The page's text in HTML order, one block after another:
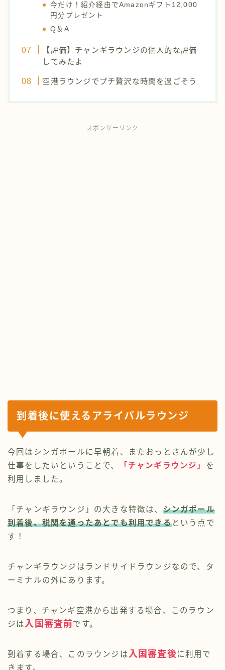
今だけ！紹介経由でAmazonギフト12,000
円分プレゼント
Q＆A
【評価】チャンギラウンジの個人的な評価
してみたよ
空港ラウンジでプチ贅沢な時間を過ごそう
スポンサーリンク
到着後に使えるアライバルラウンジ
今回はシンガポールに早朝着、またおっとさんが少し
仕事をしたいということで、
「チャンギラウンジ」 を
利用しました。
「チャンギラウンジ」の大きな特徴は、 シンガポール
到着後、税関を通ったあとでも利用できるという点で
す！
チャンギラウンジはランドサイドラウンジなので、タ
ーミナルの外にあります。
つまり、チャンギ空港から出発する場合、このラウン
ジは入国審査前です。
到着する場合、このラウンジは入国審査後に利用で
きます。